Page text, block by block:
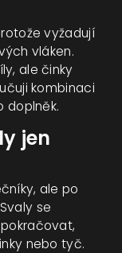
vyžadují
vláken.
ale činky
kombinaci
doplněk.
jen
ale po
se
nebo tyč.